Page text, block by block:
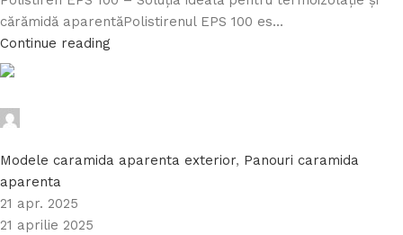
cărămidă aparentăPolistirenul EPS 100 es...
Continue reading
Modele caramida aparenta exterior, Panouri caramida
aparenta
21 apr. 2025
21 aprilie 2025